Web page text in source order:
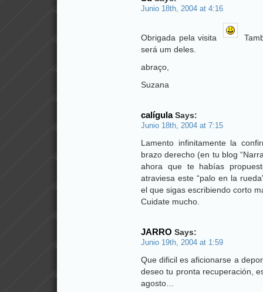
Junio 18th, 2004 at 4:16
Obrigada pela visita
será um deles.
abraço,
Suzana
calígulaSays:
Junio 18th, 2004 at 7:15
Lamento infinitamente la
brazo derecho (en tu blog
ahora que te habías
atraviesa este “palo en la
el que sigas escribiendo corto
Cuidate mucho.
JARRO Says:
Junio 19th, 2004 at 1:59
Que dificil es aficionarse a
deseo tu pronta recuperación,
agosto…